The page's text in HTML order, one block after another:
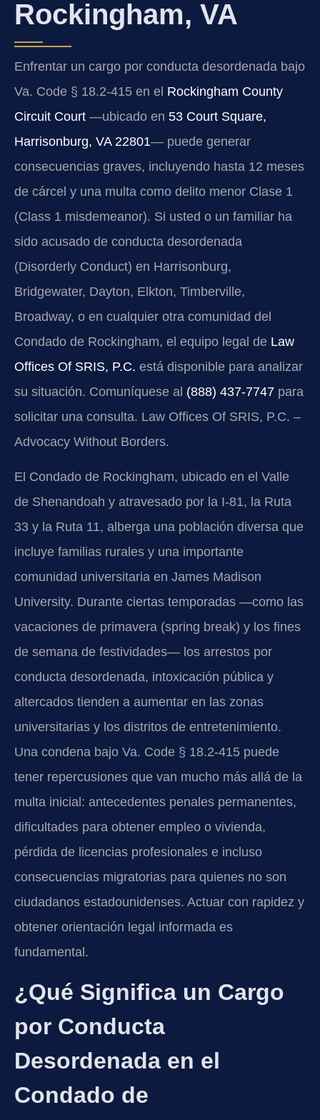
Rockingham, VA
Enfrentar un cargo por conducta desordenada bajo
Va. Code § 18.2-415 en el Rockingham County
Circuit Court —ubicado en 53 Court Square,
Harrisonburg, VA 22801— puede generar
consecuencias graves, incluyendo hasta 12 meses
de cárcel y una multa como delito menor Clase 1
(Class 1 misdemeanor). Si usted o un familiar ha
sido acusado de conducta desordenada
(Disorderly Conduct) en Harrisonburg,
Bridgewater, Dayton, Elkton, Timberville,
Broadway, o en cualquier otra comunidad del
Condado de Rockingham, el equipo legal de Law
Offices Of SRIS, P.C. está disponible para analizar
su situación. Comuníquese al (888) 437-7747 para
solicitar una consulta. Law Offices Of SRIS, P.C. –
Advocacy Without Borders.
El Condado de Rockingham, ubicado en el Valle
de Shenandoah y atravesado por la I-81, la Ruta
33 y la Ruta 11, alberga una población diversa que
incluye familias rurales y una importante
comunidad universitaria en James Madison
University. Durante ciertas temporadas —como las
vacaciones de primavera (spring break) y los fines
de semana de festividades— los arrestos por
conducta desordenada, intoxicación pública y
altercados tienden a aumentar en las zonas
universitarias y los distritos de entretenimiento.
Una condena bajo Va. Code § 18.2-415 puede
tener repercusiones que van mucho más allá de la
multa inicial: antecedentes penales permanentes,
dificultades para obtener empleo o vivienda,
pérdida de licencias profesionales e incluso
consecuencias migratorias para quienes no son
ciudadanos estadounidenses. Actuar con rapidez y
obtener orientación legal informada es
fundamental.
¿Qué Significa un Cargo
por Conducta
Desordenada en el
Condado de